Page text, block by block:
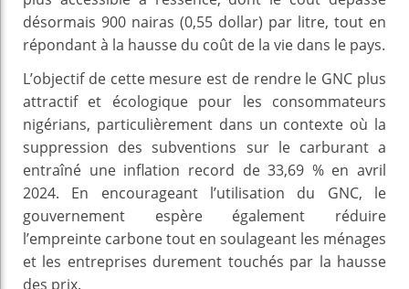
désormais 900 nairas (0,55 dollar) par litre, tout en
répondant à la hausse du coût de la vie dans le pays.
L’objectif de cette mesure est de rendre le GNC plus
attractif et écologique pour les consommateurs
nigérians, particulièrement dans un contexte où la
suppression des subventions sur le carburant a
entraîné une inflation record de 33,69 % en avril
2024. En encourageant l’utilisation du GNC, le
gouvernement espère également réduire
l’empreinte carbone tout en soulageant les ménages
et les entreprises durement touchés par la hausse
des prix.